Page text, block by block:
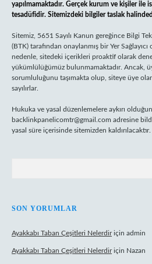
yapılmamaktadır. Gerçek kurum ve kişiler ile
tesadüfidir. Sitemizdeki bilgiler taslak
Sitemiz, 5651 Sayılı Kanun gereğince Bilgi
(BTK) tarafından onaylanmış bir Yer
nedenle, sitedeki içerikleri proaktif olarak
yükümlülüğümüz bulunmamaktadır. Ancak,
sorumluluğunu taşımakta olup, siteye üye
sayılırlar.
Hukuka ve yasal düzenlemelere aykırı
backlinkpanelicomtr@gmail.com adresine
yasal süre içerisinde sitemizden kaldırılacaktır.
SON YORUMLAR
Ayakkabı Taban Çeşitleri Nelerdiriçin admin
Ayakkabı Taban Çeşitleri Nelerdiriçin Nazan